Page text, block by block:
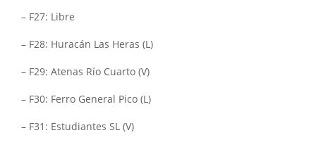
– F27: Libre
– F28: Huracán Las Heras (L)
– F29: Atenas Río Cuarto (V)
– F30: Ferro General Pico (L)
– F31: Estudiantes SL (V)